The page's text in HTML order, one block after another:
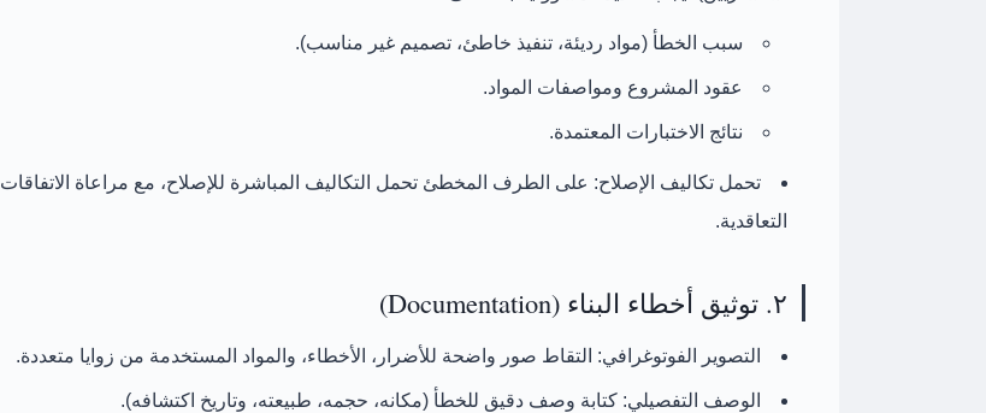
سبب الخطأ (مواد رديئة، تنفيذ خاطئ، تصميم غير مناسب).
عقود المشروع ومواصفات المواد.
نتائج الاختبارات المعتمدة.
تحمل تكاليف الإصلاح: على الطرف المخطئ تحمل التكاليف المباشرة للإصلاح، مع مراعاة الاتفاقات
التعاقدية.
٢. توثيق أخطاء البناء (Documentation)
التصوير الفوتوغرافي: التقاط صور واضحة للأضرار، الأخطاء، والمواد المستخدمة من زوايا متعددة.
الوصف التفصيلي: كتابة وصف دقيق للخطأ (مكانه، حجمه، طبيعته، وتاريخ اكتشافه).